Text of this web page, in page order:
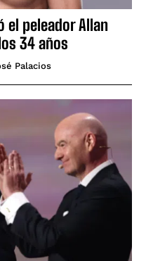
el peleador Allan
34 años
Palacios